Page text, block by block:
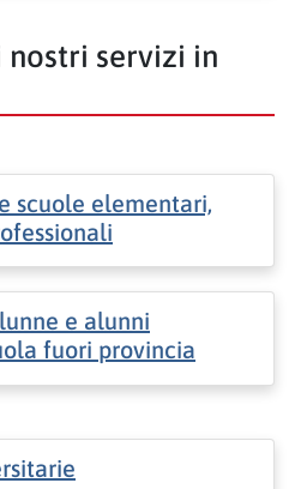
nostri servizi in
scuole elementari,
e alunni
fuori provincia